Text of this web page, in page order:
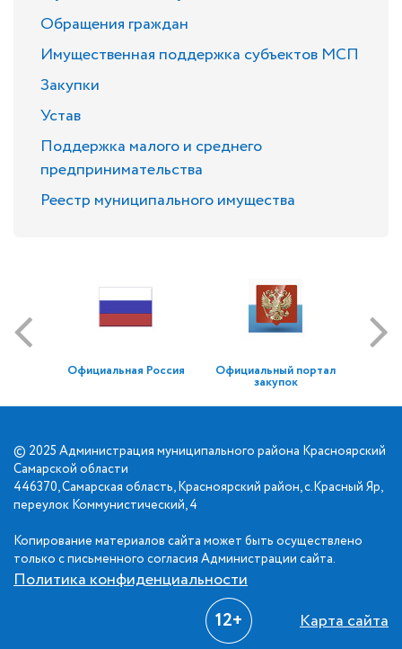
Обращения граждан
Имущественная поддержка субъектов МСП
Закупки
Устав
Поддержка малого и среднего
предпринимательства
Реестр муниципального имущества
Официальная Россия Официальный портал
закупок
© 2025 Администрация муниципального района Красноярский
Самарской области
446370, Самарская область, Красноярский район, с.Красный Яр,
переулок Коммунистический, 4
Копирование материалов сайта может быть осуществлено
только с письменного согласия Администрации сайта.
Политика конфиденциальности
12+ Карта сайта